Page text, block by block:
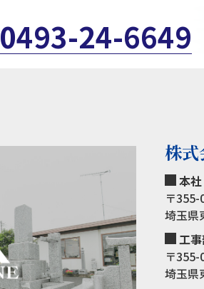
0493-24-6649
株
本社
〒355-
埼玉県
工
〒355-
埼玉県